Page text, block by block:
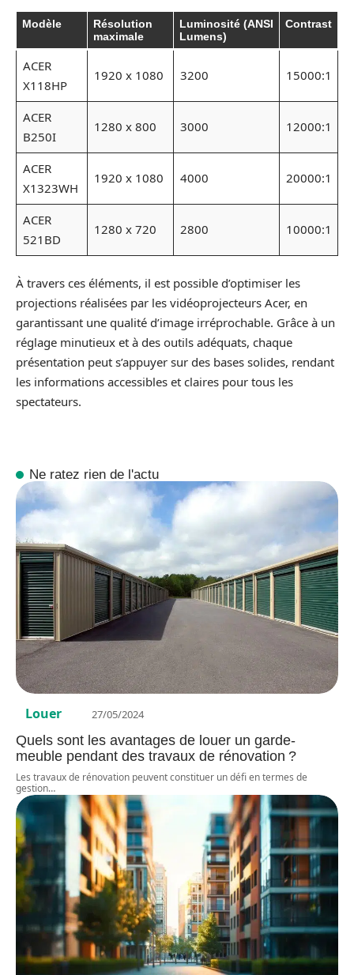
Modèle
Résolution
maximale
Luminosité (ANSI
Lumens)
Contrast
ACER
X118HP
1920 x 1080 3200 15000:1
ACER
B250I
1280 x 800 3000 12000:1
ACER
X1323WH
1920 x 1080 4000 20000:1
ACER
521BD
1280 x 720 2800 10000:1
À travers ces éléments, il est possible d’optimiser les
projections réalisées par les vidéoprojecteurs Acer, en
garantissant une qualité d’image irréprochable. Grâce à un
réglage minutieux et à des outils adéquats, chaque
présentation peut s’appuyer sur des bases solides, rendant
les informations accessibles et claires pour tous les
spectateurs.
Ne ratez rien de l'actu
Louer 27/05/2024
Quels sont les avantages de louer un garde-
meuble pendant des travaux de rénovation ?
Les travaux de rénovation peuvent constituer un défi en termes de
gestion…